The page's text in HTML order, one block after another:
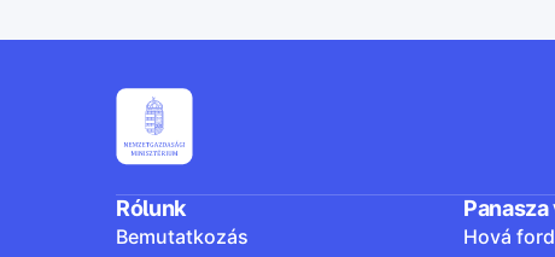
Rólunk
Bemutatkozás
Panasza
Hová